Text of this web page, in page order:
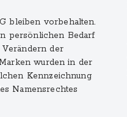
bleiben vorbehalten.
persönlichen Bedarf
der
wurden in der
Kennzeichnung
Namensrechtes